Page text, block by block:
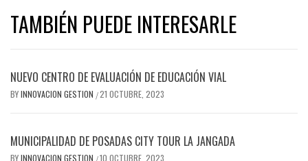
TAMBIÉN PUEDE INTERESARLE
NUEVO CENTRO DE EVALUACIÓN DE EDUCACIÓN VIAL
BYINNOVACION GESTION /21 OCTUBRE, 2023
MUNICIPALIDAD DE POSADAS CITY TOUR LA JANGADA
BYINNOVACION GESTION /10 OCTUBRE, 2023